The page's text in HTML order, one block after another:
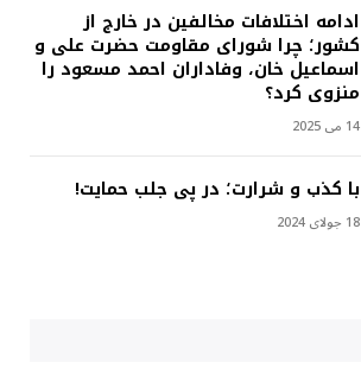
ادامه اختلافات مخالفین در خارج از
کشور؛ چرا شورای مقاومت حضرت علی و
اسماعیل خان، وفاداران احمد مسعود را
منزوی کرد؟
14 می 2025
با کذب و شرارت؛ در پی جلب حمایت!
18 جولای 2024